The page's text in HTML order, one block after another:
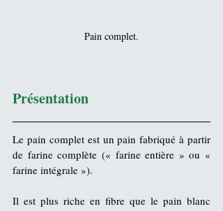
Pain complet.
Présentation
Le pain complet est un pain fabriqué à partir
de farine complète (« farine entière » ou «
farine intégrale »).
Il est plus riche en fibre que le pain blanc